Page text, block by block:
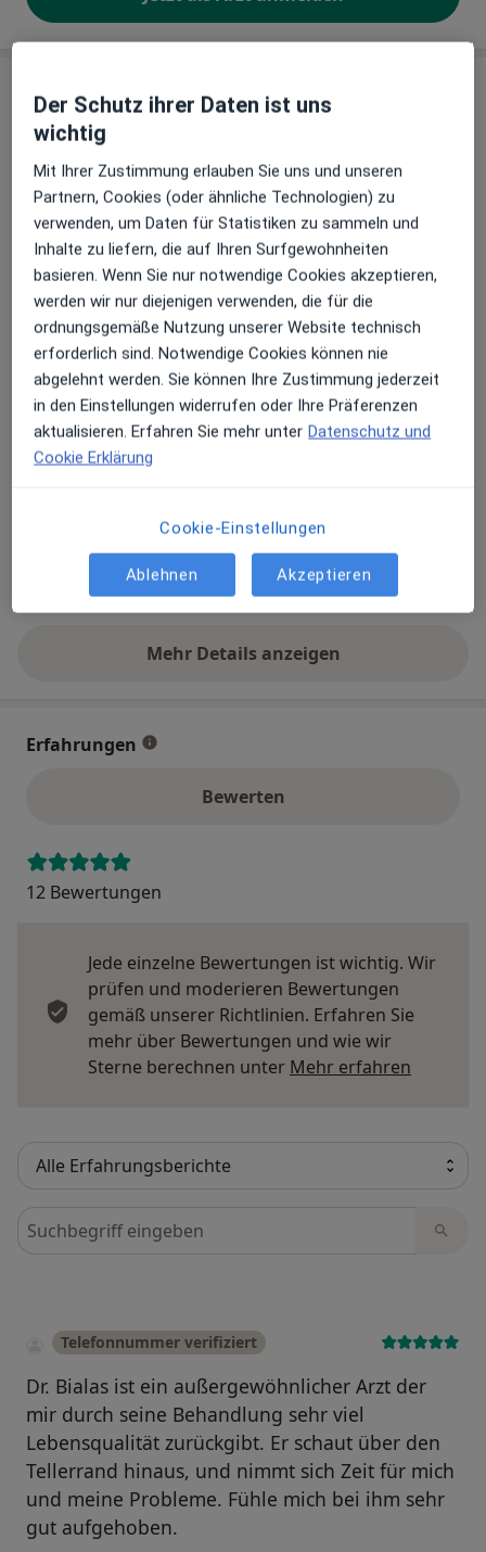
Praxis Dr.med. Patric Bialas Facharzt für
Anäshesiologie
Lothringer Str. 1,66740Saarlouis
Zu Google Mapsöffnet in einer neuen
Verfügbarkeit
Dr. med. Patric Bialas bietet an diesem Standort
über Jameda keine Online-Terminbuchung an
Zahlungsmodalitäten (private Besuche)
Akzeptierte Versicherungen
Telefonnummer anzeigen
06831 95...Telefonnummer anzeigen
Mehr Details anzeigen
über die Adresse
Erfahrungen
Bewerten
12 Bewertungen
Jede einzelne Bewertungen ist wichtig. Wir
prüfen und moderieren Bewertungen
gemäß unserer Richtlinien. Erfahren Sie
mehr über Bewertungen und wie wir
Sterne berechnen unter Mehr erfahren
Bewertungen durchsuchen
Telefonnummer verifiziert
Dr. Bialas ist ein außergewöhnlicher Arzt der
mir durch seine Behandlung sehr viel
Lebensqualität zurückgibt. Er schaut über den
Tellerrand hinaus, und nimmt sich Zeit für mich
und meine Probleme. Fühle mich bei ihm sehr
gut aufgehoben.
Der Schutz ihrer Daten ist uns
wichtig
Mit Ihrer Zustimmung erlauben Sie uns und unseren
Partnern, Cookies (oder ähnliche Technologien) zu
verwenden, um Daten für Statistiken zu sammeln und
Inhalte zu liefern, die auf Ihren Surfgewohnheiten
basieren. Wenn Sie nur notwendige Cookies akzeptieren,
werden wir nur diejenigen verwenden, die für die
ordnungsgemäße Nutzung unserer Website technisch
erforderlich sind. Notwendige Cookies können nie
abgelehnt werden. Sie können Ihre Zustimmung jederzeit
in den Einstellungen widerrufen oder Ihre Präferenzen
aktualisieren. Erfahren Sie mehr unter Datenschutz und
Cookie Erklärung
Cookie-Einstellungen
Ablehnen Akzeptieren